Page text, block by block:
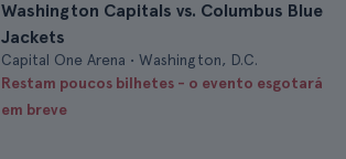
Washington Capitals vs. Columbus Blue
Jackets
Capital One Arena • Washington, D.C.
Restam poucos bilhetes - o evento esgotará
em breve